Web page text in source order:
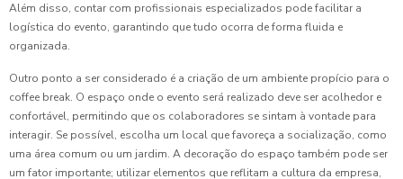
Além disso, contar com profissionais especializados pode facilitar a
logística do evento, garantindo que tudo ocorra de forma fluida e
organizada.
Outro ponto a ser considerado é a criação de um ambiente propício para o
coffee break. O espaço onde o evento será realizado deve ser acolhedor e
confortável, permitindo que os colaboradores se sintam à vontade para
interagir. Se possível, escolha um local que favoreça a socialização, como
uma área comum ou um jardim. A decoração do espaço também pode ser
um fator importante; utilizar elementos que reflitam a cultura da empresa,